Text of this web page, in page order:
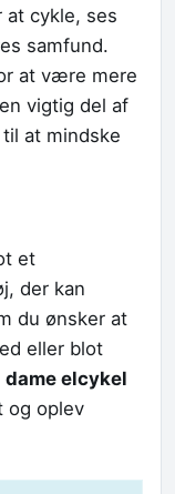
cykle, ses
samfund.
at være mere
vigtig del af
at mindske
et
der kan
du ønsker at
eller blot
dame elcykel
og oplev